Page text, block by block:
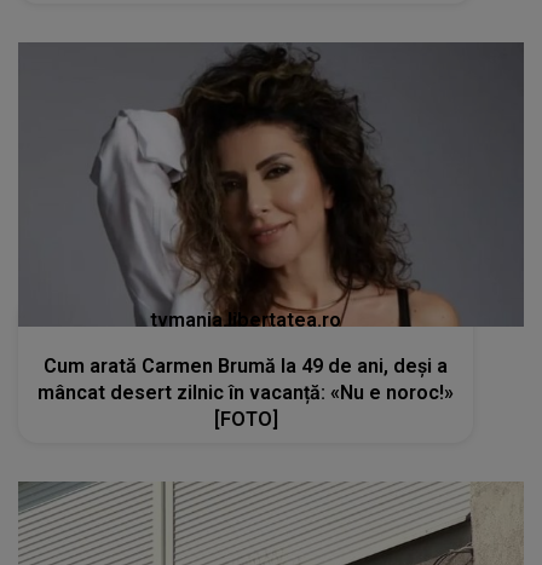
tvmania.libertatea.ro
Cum arată Carmen Brumă la 49 de ani, deși a
mâncat desert zilnic în vacanță: «Nu e noroc!»
[FOTO]